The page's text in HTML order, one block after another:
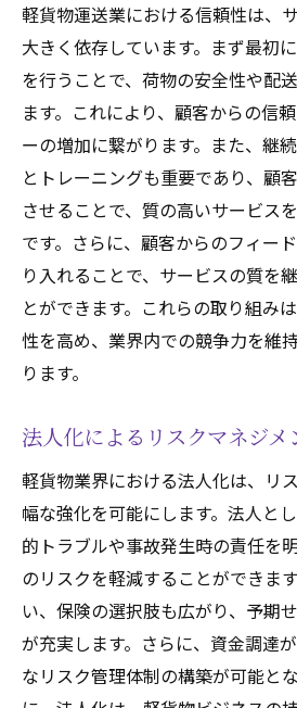
軽貨物運送業における信頼性は、
大きく依存しています。まず最初
を行うことで、荷物の安全性や配
ます。これにより、顧客からの信
ーの増加に繋がります。また、継
とトレーニングも重要であり、顧
させることで、質の高いサービス
です。さらに、顧客からのフィー
り入れることで、サービスの質を
とができます。これらの取り組み
性を高め、業界内での競争力を維
ります。
法人化によるリスクマネジメ
軽貨物業界における法人化は、リ
幅な強化を可能にします。法人と
的トラブルや事故発生時の責任を
のリスクを軽減することができま
い、保険の選択肢も広がり、予期
が充実します。さらに、資金調達
なリスク管理体制の構築が可能と